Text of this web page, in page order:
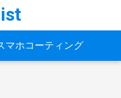
マホコーティング